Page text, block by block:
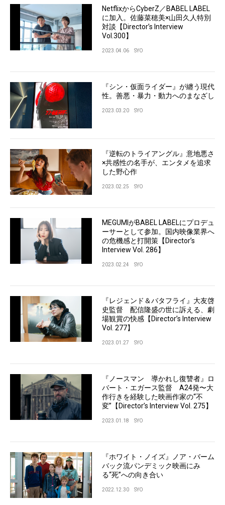
NetflixからCyberZ／BABEL LABEL
に加入。佐藤菜穂美×山田久人特別
対談【Director’s Interview
Vol.300】
2023.04.06 SYO
『シン・仮面ライダー』が纏う現代
性。善悪・暴力・動力へのまなざし
2023.03.20 SYO
『逆転のトライアングル』意地悪さ
×共感性の名手が、エンタメを追求
した野心作
2023.02.25 SYO
MEGUMIがBABEL LABELにプロデュ
ーサーとして参加。国内映像業界へ
の危機感と打開策【Director’s
Interview Vol. 286】
2023.02.24 SYO
『レジェンド＆バタフライ』大友啓
史監督 配信隆盛の世に訴える、劇
場観賞の快感【Director’s Interview
Vol. 277】
2023.01.27 SYO
『ノースマン 導かれし復讐者』ロ
バート・エガース監督 A24発〜大
作行きを経験した映画作家の“不
変”【Director’s Interview Vol. 275】
2023.01.18 SYO
『ホワイト・ノイズ』ノア・バーム
バック流パンデミック映画にみ
る“死”への向き合い
2022.12.30 SYO